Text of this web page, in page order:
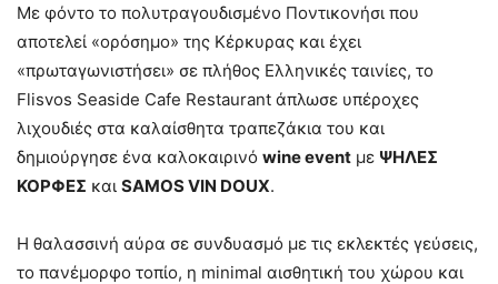
Με φόντο το πολυτραγουδισμένο Ποντικoνήσι που
αποτελεί «ορόσημο» της Κέρκυρας και έχει
«πρωταγωνιστήσει» σε πλήθος Ελληνικές ταινίες, τo
Flisvos Seaside Cafe Restaurant άπλωσε υπέροχες
λιχουδιές στα καλαίσθητα τραπεζάκια του και
δημιούργησε ένα καλοκαιρινό wine event με ΨΗΛΕΣ
ΚΟΡΦΕΣ και SAMOS VIN DOUX.
H θαλασσινή αύρα σε συνδυασμό με τις εκλεκτές γεύσεις,
το πανέμορφο τοπίο, η minimal αισθητική του χώρου και